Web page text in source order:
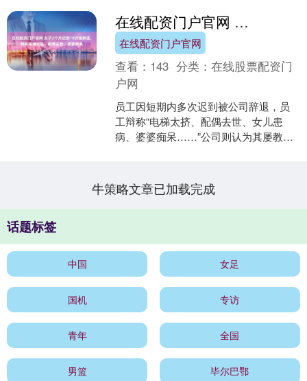
在线配资门户官网 女子2个月迟到19次被辞退，辩称电梯太挤、配偶去世、婆婆痴呆
在线配资门户官网
查看： 143 分类：在线股票配资门
户网
员工因短期内多次迟到被公司辞退，员
工辩称“电梯太挤、配偶去世、女儿患
病、婆婆痴呆……”公司则认为其屡教不
牛策略文章已加载完成
话题标签
中国 女足
国机 专访
青年 全国
男篮 毕尔巴鄂